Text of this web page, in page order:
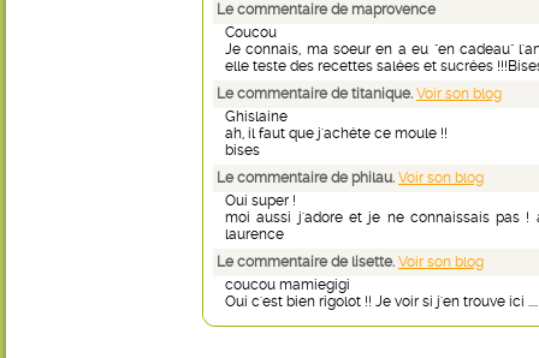
Le commentaire de maprovence
Coucou
Je connais, ma soeur en a eu "en cadeau"
elle teste des recettes salées et sucrées
Le commentaire de titanique. Voir son blog
Ghislaine
ah, il faut que j'achéte ce moule !!
bises
Le commentaire de philau. Voir son blog
Oui super !
moi aussi j'adore et je ne connaissais pas !
laurence
Le commentaire de lisette. Voir son blog
coucou mamiegigi
Oui c'est bien rigolot !! Je voir si j'en trouve ici